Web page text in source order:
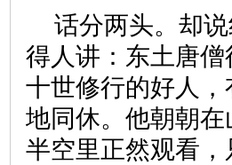
话分两头。却
得人讲：东土唐
十世修行的好人
地同休。他朝朝
半空里正然观看